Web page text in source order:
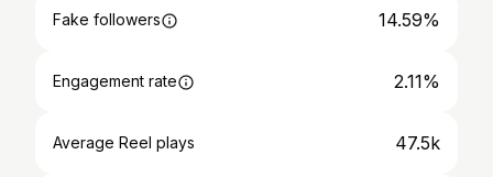
Fake followers 14.59%
Engagement rate 2.11%
Average Reel plays 47.5k